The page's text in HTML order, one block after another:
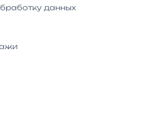
данных